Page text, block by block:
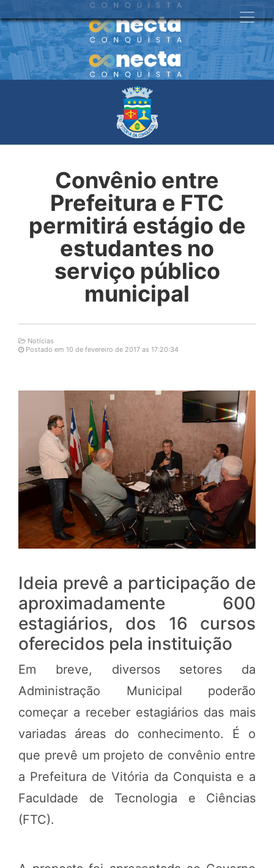
Convênio entre
Prefeitura e FTC
permitirá estágio de
estudantes no
serviço público
municipal
Notícias
Postado em 10 de fevereiro de 2017 as 17:20:34
Ideia prevê a participação de
aproximadamente 600
estagiários, dos 16 cursos
oferecidos pela instituição
Em breve, diversos setores da
Administração Municipal poderão
começar a receber estagiários das mais
variadas áreas do conhecimento. É o
que prevê um projeto de convênio entre
a Prefeitura de Vitória da Conquista e a
Faculdade de Tecnologia e Ciências
(FTC).